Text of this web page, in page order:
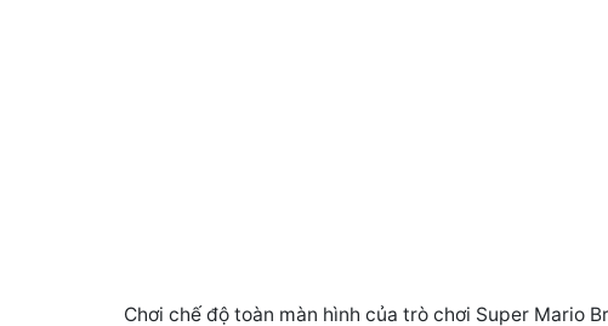
Chơi chế độ toàn màn hình của trò chơi Super Mario